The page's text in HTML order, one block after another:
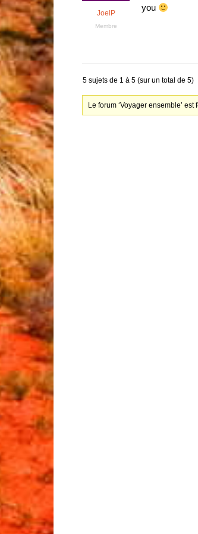
JoelP
Membre
you
5 sujets de 1 à 5 (sur un total de 5)
Le forum ‘Voyager ensemble’